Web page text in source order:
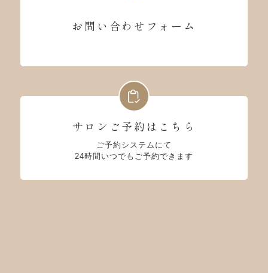
お問い合わせフォーム
サロンご予約はこちら
ご予約システムにて
24時間いつでもご予約できます